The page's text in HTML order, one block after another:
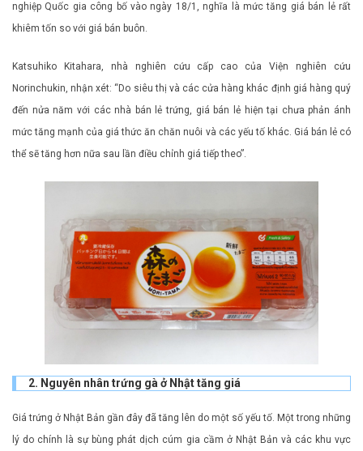
nghiệp Quốc gia công bố vào ngày 18/1, nghĩa là mức tăng giá bán lẻ rất
khiêm tốn so với giá bán buôn.
Katsuhiko Kitahara, nhà nghiên cứu cấp cao của Viện nghiên cứu
Norinchukin, nhận xét: “Do siêu thị và các cửa hàng khác định giá hàng quý
đến nửa năm với các nhà bán lẻ trứng, giá bán lẻ hiện tại chưa phản ánh
mức tăng mạnh của giá thức ăn chăn nuôi và các yếu tố khác. Giá bán lẻ có
thể sẽ tăng hơn nữa sau lần điều chỉnh giá tiếp theo”.
2. Nguyên nhân trứng gà ở Nhật tăng giá
Giá trứng ở Nhật Bản gần đây đã tăng lên do một số yếu tố. Một trong những
lý do chính là sự bùng phát dịch cúm gia cầm ở Nhật Bản và các khu vực